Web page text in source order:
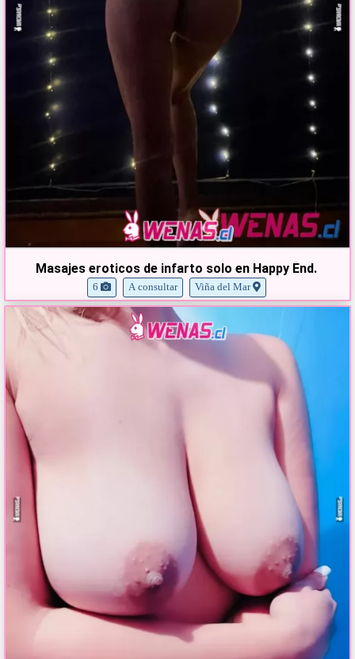
Masajes eroticos de infarto solo en Happy End.
6 A consultar Viña del Mar